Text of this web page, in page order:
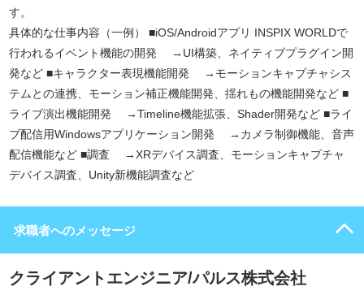
す。
具体的な仕事内容（一例） ■iOS/Androidアプリ INSPIX WORLDで
行われるイベント機能の開発 →UI構築、ネイティブプラグイン開
発など ■キャラクター表現機能開発 →モーションキャプチャシス
テムとの連携、モーション補正機能開発、揺れもの機能開発など ■
ライブ演出機能開発 →Timeline機能拡張、Shader開発など ■ライ
ブ配信用Windowsアプリケーション開発 →カメラ制御機能、音声
配信機能など ■調査 →XRデバイス調査、モーションキャプチャ
デバイス調査、Unity新機能調査など
求職者へのメッセージ
クライアントエンジニア/パルス株式会社